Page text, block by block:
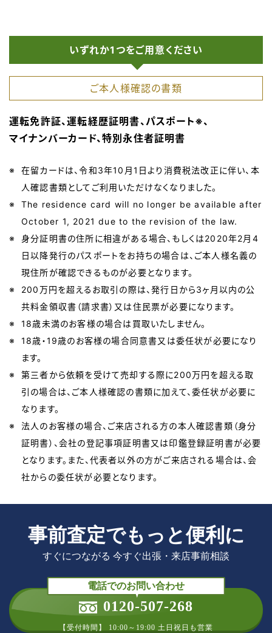
いずれか1つをご用意ください
ご本人様確認の書類
運転免許証、運転経歴証明書、パスポート※、
マイナンバーカード、特別永住者証明書
在留カードは、令和3年10月1日より消費税法改正に伴い、本
人確認書類としてご利用いただけなくなりました。
The residence card will no longer be available after
October 1, 2021 due to the revision of the law.
身分証明書の住所に相違がある場合、もしくは2020年2月4
日以降発行のパスポートをお持ちの場合は、ご本人様名義の
現住所が確認できるものが必要となります。
200万円を超えるお取引の際は、発行日から3ヶ月以内の公
共料金領収書（請求書）又は住民票が必要になります。
18歳未満のお客様の場合は買取いたしません。
18歳・19歳のお客様の場合同意書又は委任状が必要になり
ます。
第三者から依頼を受けて売却する際に200万円を超える取
引の場合は、ご本人様確認の書類に加えて、委任状が必要に
なります。
法人のお客様の場合、ご来店される方の本人確認書類（身分
証明書）、会社の登記事項証明書又は印鑑登録証明書が必要
となります。また、代表者以外の方がご来店される場合は、会
社からの委任状が必要となります。
事前査定でもっと便利に
すぐにつながる 今すぐ出張・来店事前相談
電話でのお問い合わせ
0120-507-268
【受付時間】 10:00～19:00 土日祝日も営業